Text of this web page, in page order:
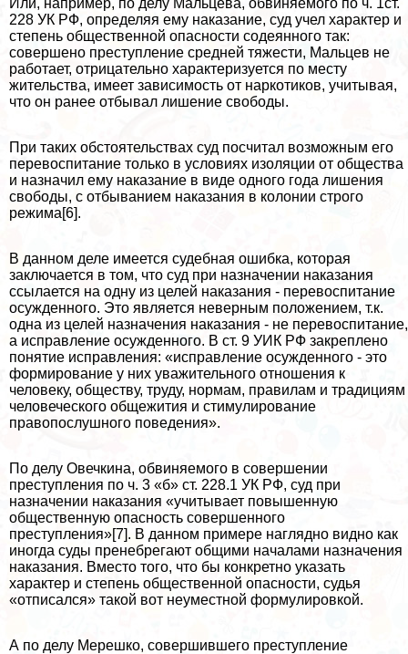
Или, например, по делу Мальцева, обвиняемого по ч. 1ст.
228 УК РФ, определяя ему наказание, суд учел хаpaктер и
степень общественной опасности содеянного так:
совершено преступление средней тяжести, Мальцев не
работает, отрицательно хаpaктеризуется по месту
жительства, имеет зависимость от наркотиков, учитывая,
что он ранее отбывал лишение свободы.
При таких обстоятельствах суд посчитал возможным его
перевоспитание только в условиях изоляции от общества
и назначил ему наказание в виде одного года лишения
свободы, с отбыванием наказания в колонии строго
режима[6].
В данном деле имеется судебная ошибка, которая
заключается в том, что суд при назначении наказания
ссылается на одну из целей наказания - перевоспитание
осужденного. Это является неверным положением, т.к.
одна из целей назначения наказания - не перевоспитание,
а исправление осужденного. В ст. 9 УИК РФ закреплено
понятие исправления: «исправление осужденного - это
формирование у них уважительного отношения к
человеку, обществу, труду, нормам, правилам и традициям
человеческого общежития и стимулирование
правопослушного поведения».
По делу Овечкина, обвиняемого в совершении
преступления по ч. 3 «б» ст. 228.1 УК РФ, суд при
назначении наказания «учитывает повышенную
общественную опасность совершенного
преступления»[7]. В данном примере наглядно видно как
иногда суды пренебрегают общими началами назначения
наказания. Вместо того, что бы конкретно указать
хаpaктер и степень общественной опасности, судья
«отписался» такой вот неуместной формулировкой.
А по делу Мерешко, совершившего преступление